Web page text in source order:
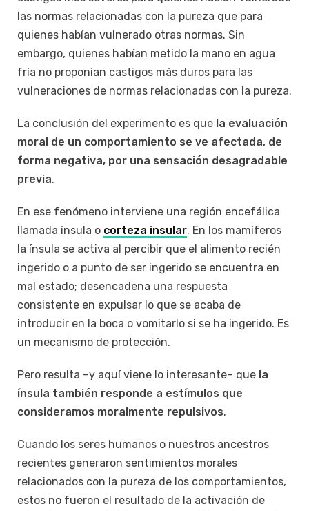
las normas relacionadas con la pureza que para
quienes habían vulnerado otras normas. Sin
embargo, quienes habían metido la mano en agua
fría no proponían castigos más duros para las
vulneraciones de normas relacionadas con la pureza.
La conclusión del experimento es que la evaluación
moral de un comportamiento se ve afectada, de
forma negativa, por una sensación desagradable
previa.
En ese fenómeno interviene una región encefálica
llamada ínsula o corteza insular. En los mamíferos
la ínsula se activa al percibir que el alimento recién
ingerido o a punto de ser ingerido se encuentra en
mal estado; desencadena una respuesta
consistente en expulsar lo que se acaba de
introducir en la boca o vomitarlo si se ha ingerido. Es
un mecanismo de protección.
Pero resulta –y aquí viene lo interesante– que la
ínsula también responde a estímulos que
consideramos moralmente repulsivos.
Cuando los seres humanos o nuestros ancestros
recientes generaron sentimientos morales
relacionados con la pureza de los comportamientos,
estos no fueron el resultado de la activación de